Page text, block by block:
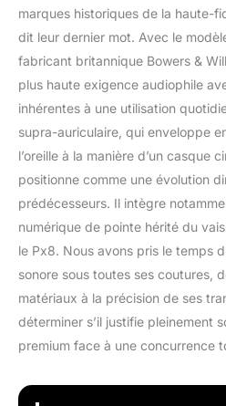
marques historiques de la haute-
dit leur dernier mot. Avec le
fabricant britannique Bowers &
plus haute exigence audiophile
inhérentes à une utilisation
supra-auriculaire, qui enveloppe
l’oreille à la manière d’un casque
positionne comme une évolution
prédécesseurs. Il intègre
numérique de pointe hérité du
le Px8. Nous avons pris le temps
sonore sous toutes ses coutures,
matériaux à la précision de ses
déterminer s’il justifie pleinement
premium face à une concurrence